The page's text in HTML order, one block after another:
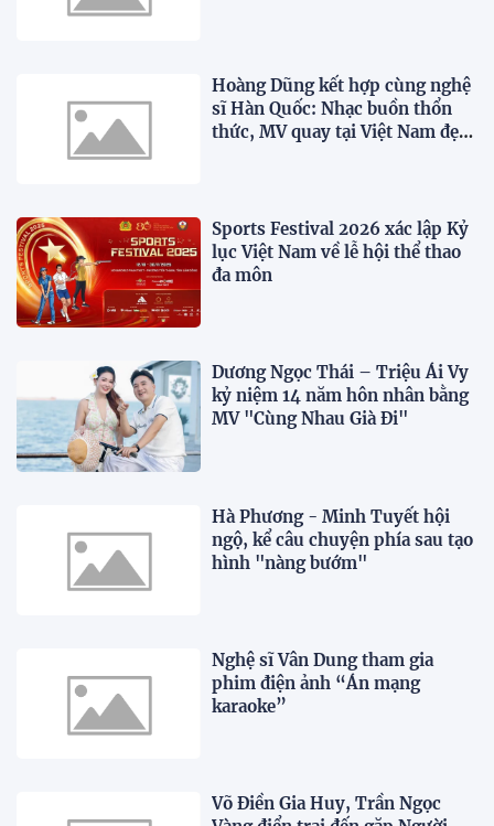
Hoàng Dũng kết hợp cùng nghệ
sĩ Hàn Quốc: Nhạc buồn thổn
thức, MV quay tại Việt Nam đẹp
Sports Festival 2026 xác lập Kỷ
lục Việt Nam về lễ hội thể thao
đa môn
Dương Ngọc Thái – Triệu Ái Vy
kỷ niệm 14 năm hôn nhân bằng
MV "Cùng Nhau Già Đi"
Hà Phương - Minh Tuyết hội
ngộ, kể câu chuyện phía sau tạo
hình "nàng bướm"
Nghệ sĩ Vân Dung tham gia
phim điện ảnh “Án mạng
karaoke”
Võ Điền Gia Huy, Trần Ngọc